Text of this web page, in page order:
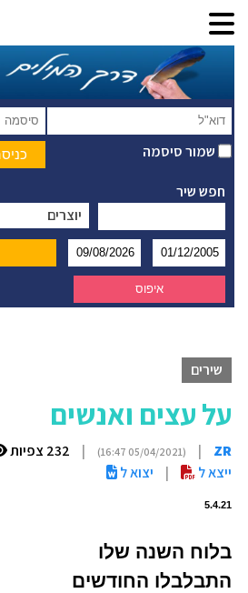
שמור סיסמה
חפש שיר
יוצרים
שירים
על עצים ואנשים
ZR
|
(05/04/2021 16:47)
| 232 צפיות
ייצא ל
| יצוא ל
5.4.21
בלוח השנה שלו
התבלבלו החודשים